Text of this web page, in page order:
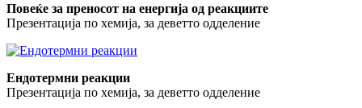
Повеќе за преносот на енергија од реакциите
Презентација по хемија, за деветто одделение
Ендотермни реакции
Презентација по хемија, за деветто одделение